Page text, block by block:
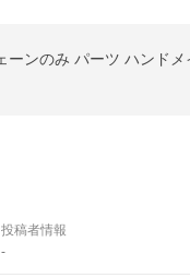
投稿者情報
-